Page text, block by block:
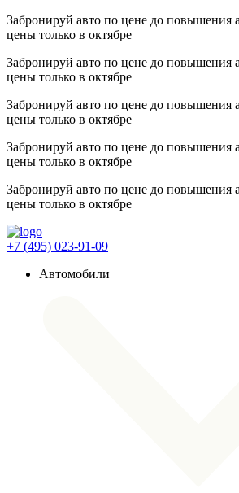
Забронируй авто по цене до повышения
цены только в октябре
Забронируй авто по цене до повышения
цены только в октябре
Забронируй авто по цене до повышения
цены только в октябре
Забронируй авто по цене до повышения
цены только в октябре
Забронируй авто по цене до повышения
цены только в октябре
+7 (495) 023-91-09
Автомобили